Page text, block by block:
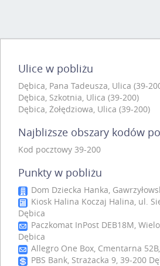
Ulice w pobliżu
Dębica, Pana Tadeusza, Ulica (39-
Dębica, Szkotnia, Ulica (39-200)
Dębica, Żołędziowa, Ulica (39-200)
Najbliższe obszary kodów
Kod pocztowy 39-200
Punkty w pobliżu
Dom Dziecka Hanka,
Kiosk Halina Koczaj Halina, ul.
Dębica
Paczkomat InPost DEB18M,
Dębica
Allegro One Box, Cmentarna
PBS Bank, Strażacka 9, 39-200